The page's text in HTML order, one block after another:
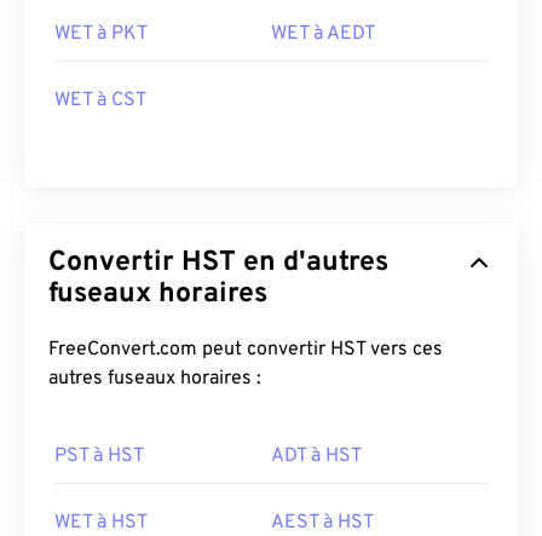
WET à PKT WET à AEDT
WET à CST
Convertir HST en d'autres
fuseaux horaires
FreeConvert.com peut convertir HST vers ces
autres fuseaux horaires :
PST à HST ADT à HST
WET à HST AEST à HST